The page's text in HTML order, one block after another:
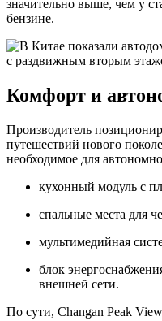
значительно выше, чем у
бензине.
Комфорт и
Производитель
путешествий нового
необходимое для
кухонный модуль с
спальные места для
мультимедийная
блок
внешней сети.
По сути, Changan Peak